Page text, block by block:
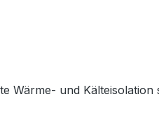
und Kälteisolation